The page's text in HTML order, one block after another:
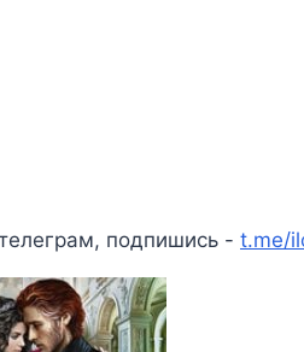
подпишись - t.me/